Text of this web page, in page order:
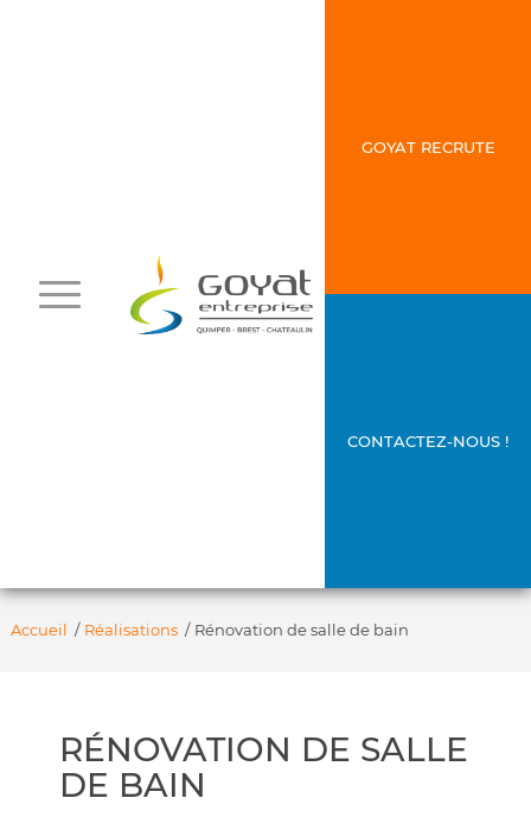
GOYAT RECRUTE
CONTACTEZ-NOUS !
Accueil / Réalisations / Rénovation de salle de bain
RÉNOVATION DE SALLE
DE BAIN